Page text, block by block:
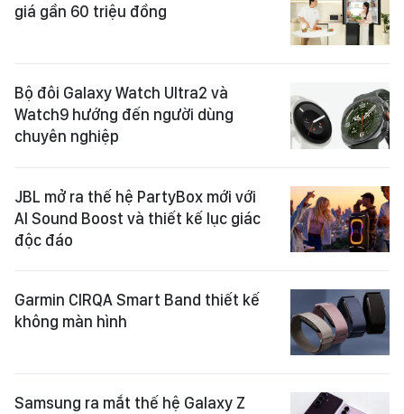
giá gần 60 triệu đồng
Bộ đôi Galaxy Watch Ultra2 và
Watch9 hướng đến người dùng
chuyên nghiệp
JBL mở ra thế hệ PartyBox mới với
AI Sound Boost và thiết kế lục giác
độc đáo
Garmin CIRQA Smart Band thiết kế
không màn hình
Samsung ra mắt thế hệ Galaxy Z